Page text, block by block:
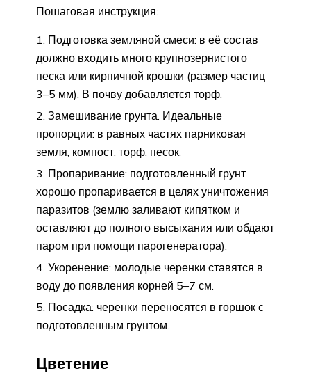
Пошаговая инструкция:
Подготовка земляной смеси: в её состав
должно входить много крупнозернистого
песка или кирпичной крошки (размер частиц
3–5 мм). В почву добавляется торф.
Замешивание грунта. Идеальные
пропорции: в равных частях парниковая
земля, компост, торф, песок.
Пропаривание: подготовленный грунт
хорошо пропаривается в целях уничтожения
паразитов (землю заливают кипятком и
оставляют до полного высыхания или обдают
паром при помощи парогенератора).
Укоренение: молодые черенки ставятся в
воду до появления корней 5–7 см.
Посадка: черенки переносятся в горшок с
подготовленным грунтом.
Цветение